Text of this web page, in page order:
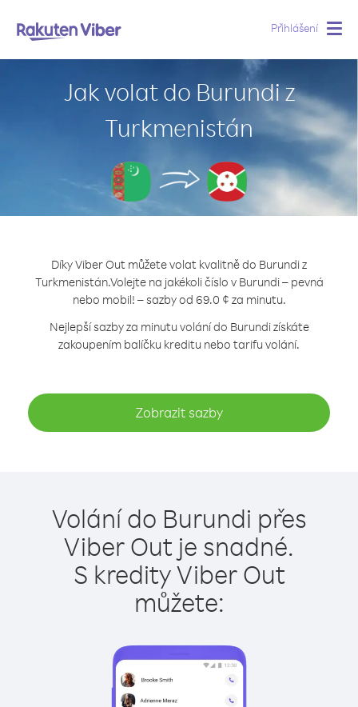
Přihlášení
Jak volat do Burundi z
Turkmenistán
Díky Viber Out můžete volat kvalitně do Burundi z
Turkmenistán.Volejte na jakékoli číslo v Burundi – pevná
nebo mobil! – sazby od 69.0 ¢ za minutu.
Nejlepší sazby za minutu volání do Burundi získáte
zakoupením balíčku kreditu nebo tarifu volání.
Zobrazit sazby
Volání do Burundi přes
Viber Out je snadné.
S kredity Viber Out
můžete: